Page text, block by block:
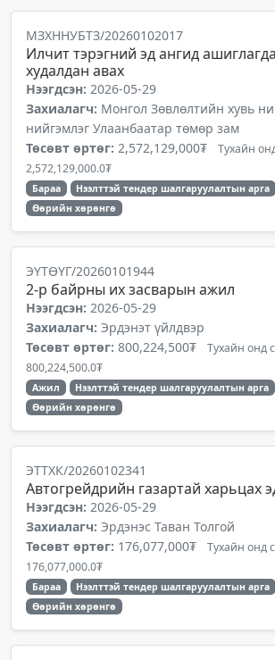
МЗХННУБТЗ/20260102017
Илчит тэрэгний эд ангид
худалдан авах
Нээгдсэн: 2026-05-29
Захиалагч: Монгол Зөвлөлтийн хувь
нийгэмлэг Улаанбаатар төмөр зам
Төсөвт өртөг: 2,572,129,000₮ Тухайн
2,572,129,000.0₮
Бараа
Нээлттэй тендер шалгаруулалтын арга
Өөрийн хөрөнгө
ЭҮТӨҮГ/20260101944
2-р байрны их засварын ажил
Нээгдсэн: 2026-05-29
Захиалагч: Эрдэнэт үйлдвэр
Төсөвт өртөг: 800,224,500₮ Тухайн онд
800,224,500.0₮
Ажил
Нээлттэй тендер шалгаруулалтын арга
Өөрийн хөрөнгө
ЭТТХК/20260102341
Автогрейдрийн газартай харьцах
Нээгдсэн: 2026-05-29
Захиалагч: Эрдэнэс Таван Толгой
Төсөвт өртөг: 176,077,000₮ Тухайн онд
176,077,000.0₮
Бараа
Нээлттэй тендер шалгаруулалтын арга
Өөрийн хөрөнгө